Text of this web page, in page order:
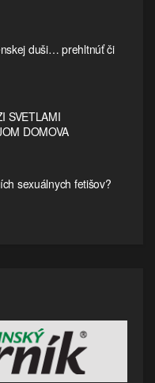
duši… prehltnúť či
SVETLAMI
DOMOVA
sexuálnych fetišov?